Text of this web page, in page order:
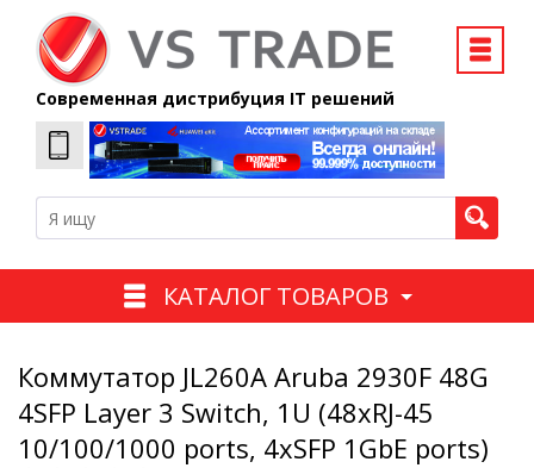
Современная дистрибуция IT решений
КАТАЛОГ ТОВАРОВ
Коммутатор JL260A Aruba 2930F 48G
4SFP Layer 3 Switch, 1U (48xRJ-45
10/100/1000 ports, 4xSFP 1GbE ports)